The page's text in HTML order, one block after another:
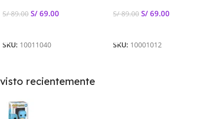
S/89.00 S/ 69.00
SKU: 10011040
S/89.00 S/ 69.00
SKU: 10001012
visto recientemente